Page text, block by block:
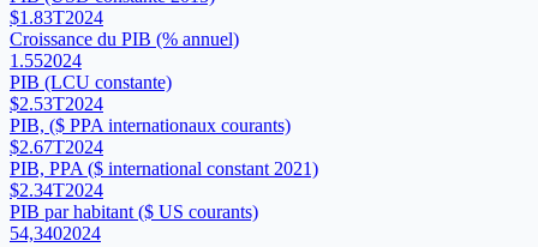
$1.83T2024
Croissance du PIB (% annuel)
1.552024
PIB (LCU constante)
$2.53T2024
PIB, ($ PPA internationaux courants)
$2.67T2024
PIB, PPA ($ international constant 2021)
$2.34T2024
PIB par habitant ($ US courants)
54,3402024